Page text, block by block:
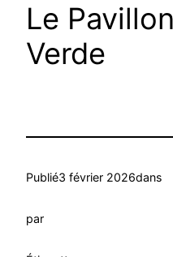
Le
Verde
Publié3 février 2026dans
par